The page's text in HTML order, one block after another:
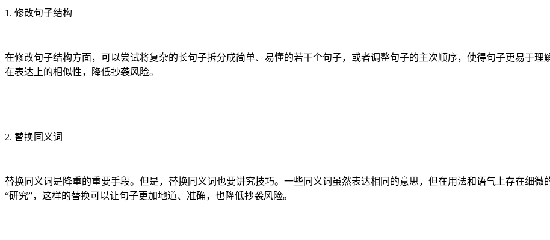
1. 修改句子结构
在修改句子结构方面，可以尝试将复杂的长句子拆分成简单、易懂的若干个句子，或者调整句子的主次顺序，使得句子更易于
在表达上的相似性，降低抄袭风险。
2. 替换同义词
替换同义词是降重的重要手段。但是，替换同义词也要讲究技巧。一些同义词虽然表达相同的意思，但在用法和语气上存在细微
“研究”，这样的替换可以让句子更加地道、准确，也降低抄袭风险。